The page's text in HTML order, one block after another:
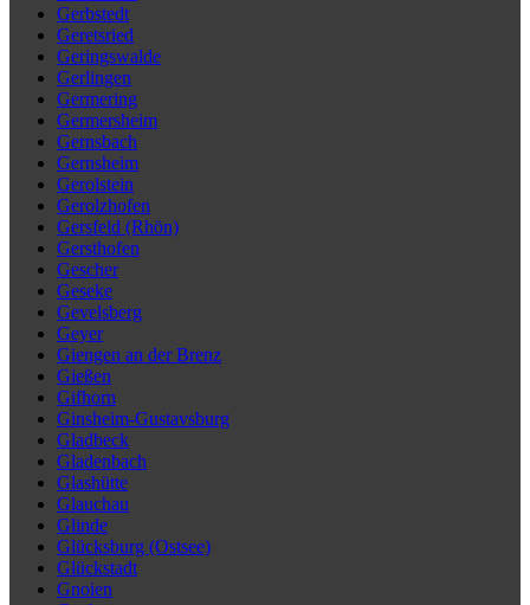
Gerbstedt
Geretsried
Geringswalde
Gerlingen
Germering
Germersheim
Gernsbach
Gernsheim
Gerolstein
Gerolzhofen
Gersfeld (Rhön)
Gersthofen
Gescher
Geseke
Gevelsberg
Geyer
Giengen an der Brenz
Gießen
Gifhorn
Ginsheim-Gustavsburg
Gladbeck
Gladenbach
Glashütte
Glauchau
Glinde
Glücksburg (Ostsee)
Glückstadt
Gnoien